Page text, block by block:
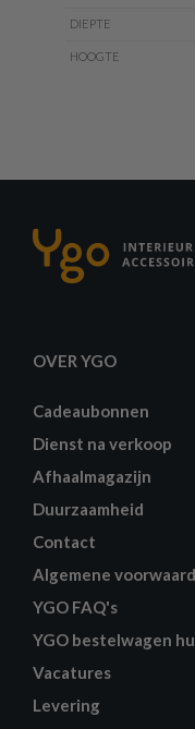
DIEPTE
HOOGTE
OVER YGO
Cadeaubonnen
Dienst na verkoop
Afhaalmagazijn
Duurzaamheid
Contact
Algemene
YGO FAQ's
YGO bestelwagen
Vacatures
Levering